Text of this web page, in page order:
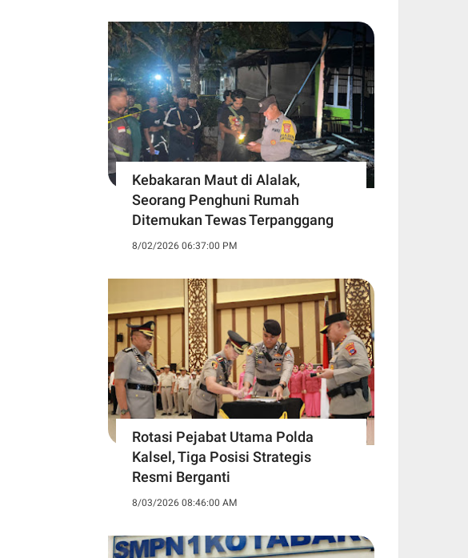
Kebakaran Maut di Alalak,
Seorang Penghuni Rumah
Ditemukan Tewas Terpanggang
8/02/2026 06:37:00 PM
Rotasi Pejabat Utama Polda
Kalsel, Tiga Posisi Strategis
Resmi Berganti
8/03/2026 08:46:00 AM